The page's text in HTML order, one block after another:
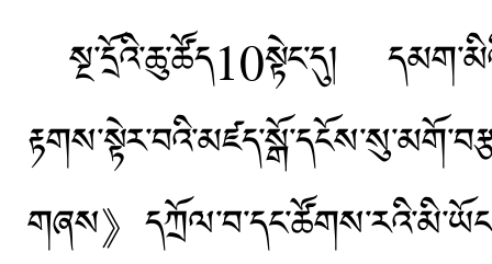
སྔ་དྲོའི་ཆུ་ཚོད10སྟེང་དུ།
གཞས》